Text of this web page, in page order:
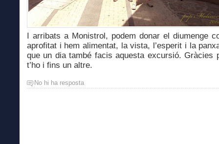
I arribats a Monistrol, podem donar el diumenge
aprofitat i hem alimentat, la vista, l’esperit i la
que un dia també facis aquesta excursió. Gràcies
t’ho i fins un altre.
No hi ha resposta